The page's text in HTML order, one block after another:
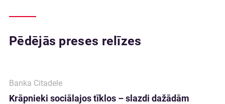
Pēdējās preses relīzes
Banka Citadele
Krāpnieki sociālajos tīklos – slazdi dažādām